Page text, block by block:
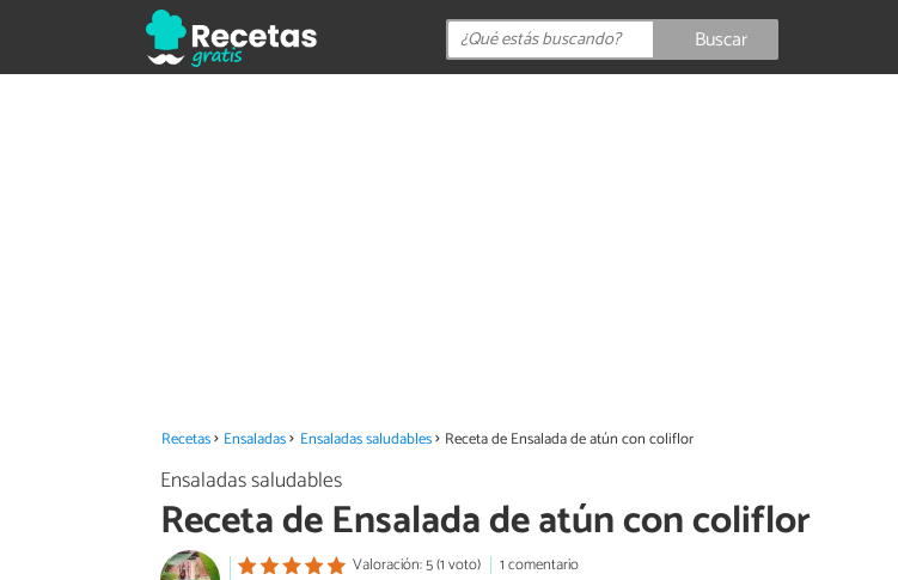
Buscar
Recetas Ensaladas Ensaladas saludables Receta de Ensalada de atún con coliflor
Ensaladas saludables
Receta de Ensalada de atún con coliflor
Valoración: 5 (1 voto)
1 comentario